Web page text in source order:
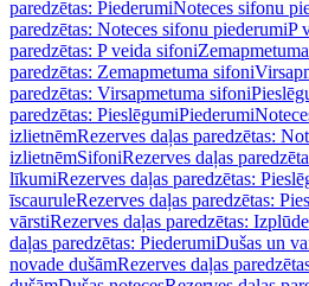
paredzētas: PiederumiNoteces sifonu
paredzētas: Noteces sifonu piederumiP
paredzētas: P veida sifoni
paredzētas: Zemapmetuma sifoni
paredzētas: Virsapmetuma sifoni
paredzētas: PieslēgumiPiederumi
izlietnēmRezerves daļas paredzētas:
izlietnēmSifoniRezerves daļas
līkumiRezerves daļas paredzētas:
īscauruleRezerves daļas paredzētas:
vārstiRezerves daļas paredzētas:
daļas paredzētas: PiederumiDušas un
novade dušāmRezerves daļas